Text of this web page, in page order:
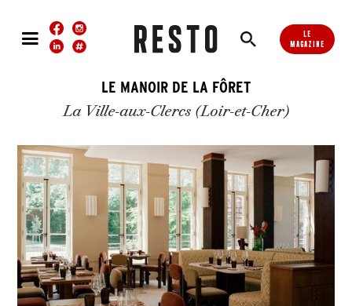
LE
MAGAZINE
LE MANOIR DE LA FÔRET
La Ville-aux-Clercs (Loir-et-Cher)